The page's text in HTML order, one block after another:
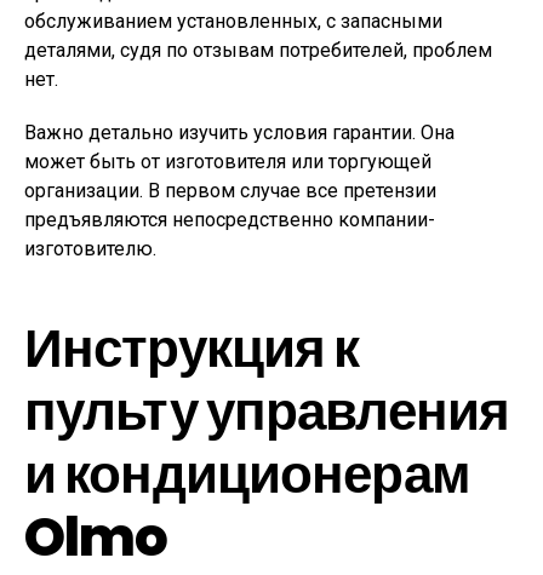
обслуживанием установленных, с запасными
деталями, судя по отзывам потребителей, проблем
нет.
Важно детально изучить условия гарантии. Она
может быть от изготовителя или торгующей
организации. В первом случае все претензии
предъявляются непосредственно компании-
изготовителю.
Инструкция к
пульту управления
и кондиционерам
Olmo